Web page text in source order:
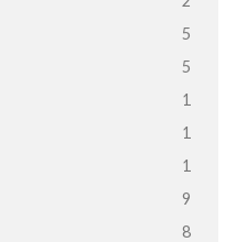
5
5
1
1
1
9
8